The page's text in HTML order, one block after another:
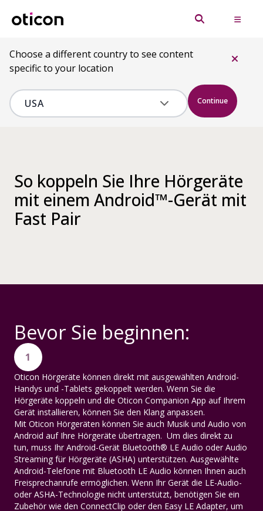
Choose a different country to see content
specific to your location
Continue
So koppeln Sie Ihre Hörgeräte
mit einem Android™-Gerät mit
Fast Pair
Bevor Sie beginnen:
1
Oticon Hörgeräte können direkt mit ausgewählten Android-
Handys und -Tablets gekoppelt werden. Wenn Sie die
Hörgeräte koppeln und die Oticon Companion App auf Ihrem
Gerät installieren, können Sie den Klang anpassen.
Mit Oticon Hörgeräten können Sie auch Musik und Audio von
Android auf Ihre Hörgeräte übertragen. Um dies direkt zu
tun, muss Ihr Android-Gerät Bluetooth® LE Audio oder Audio
Streaming für Hörgeräte (ASHA) unterstützen. Ausgewählte
Android-Telefone mit Bluetooth LE Audio können Ihnen auch
Freisprechanrufe ermöglichen. Wenn Ihr Gerät die LE-Audio-
oder ASHA-Technologie nicht unterstützt, benötigen Sie ein
Zubehör wie den ConnectClip oder den Easy LE Adapter, um